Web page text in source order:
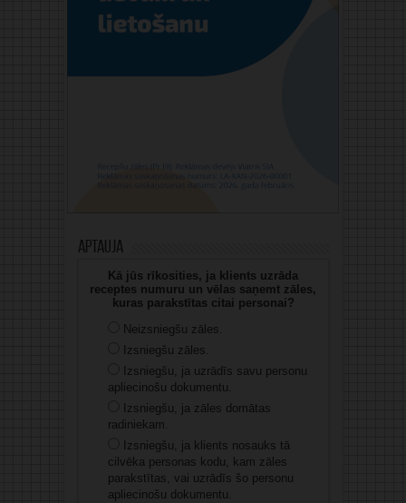
Aptauja
Kā jūs rīkosities, ja klients uzrāda
receptes numuru un vēlas saņemt zāles,
kuras parakstītas citai personai?
Neizsniegšu zāles.
Izsniegšu zāles.
Izsniegšu, ja uzrādīs savu personu
apliecinošu dokumentu.
Izsniegšu, ja zāles domātas
radiniekam.
Izsniegšu, ja klients nosauks tā
cilvēka personas kodu, kam zāles
parakstītas, vai uzrādīs šo personu
apliecinošu dokumentu.